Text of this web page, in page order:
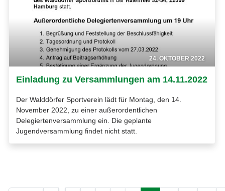
24. OKTOBER 2022
Einladung zu Versammlungen am 14.11.2022
Der Walddörfer Sportverein lädt für Montag, den 14.
November 2022, zu einer außerordentlichen
Delegiertenversammlung ein. Die geplante
Jugendversammlung findet nicht statt.